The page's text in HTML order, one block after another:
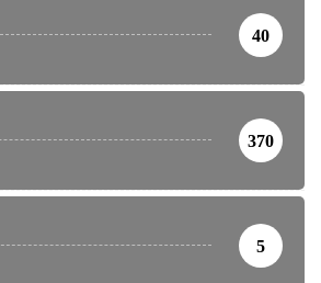
40
370
5